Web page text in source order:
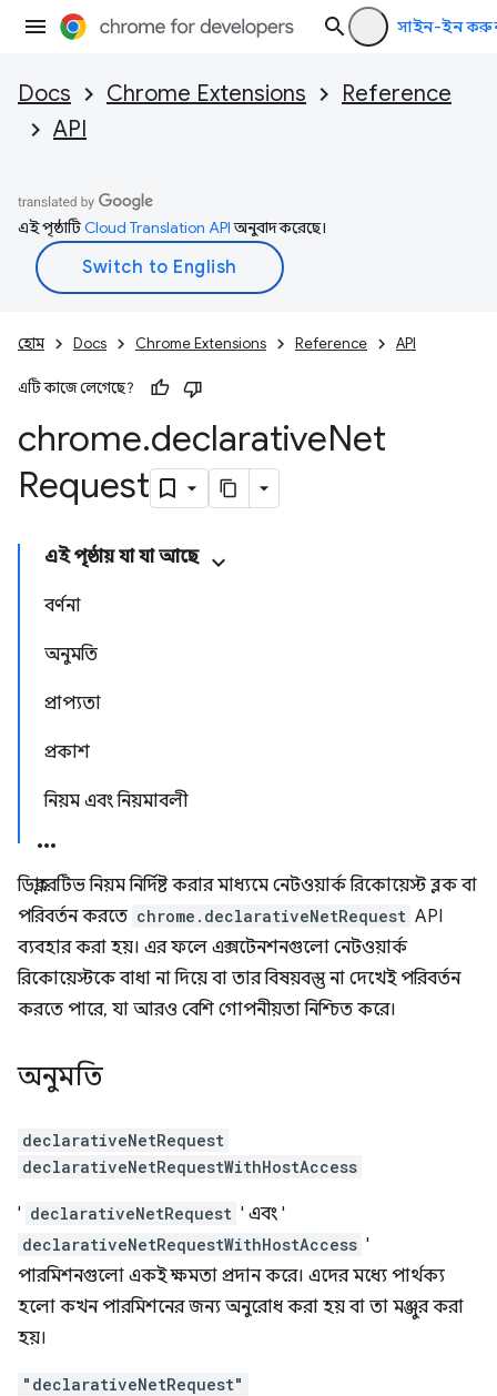
সাইন-ইন
Docs Chrome Extensions
Reference
API
এই পৃষ্ঠাটিCloud Translation APIঅনুবাদ করেছে।
হোম Docs Chrome Extensions Reference API
এটি কাজে লেগেছে?
chrome.declarativeNet
Request
এই পৃষ্ঠায় যা যা আছে
বর্ণনা
অনুমতি
প্রাপ্যতা
প্রকাশ
নিয়ম এবং নিয়মাবলী
ডিক্লারেটিভ নিয়ম নির্দিষ্ট করার মাধ্যমে নেটওয়ার্ক রিকোয়েস্ট ব্লক বা
পরিবর্তন করতে chrome.declarativeNetRequest API
ব্যবহার করা হয়। এর ফলে এক্সটেনশনগুলো নেটওয়ার্ক
রিকোয়েস্টকে বাধা না দিয়ে বা তার বিষয়বস্তু না দেখেই পরিবর্তন
করতে পারে, যা আরও বেশি গোপনীয়তা নিশ্চিত করে।
অনুমতি
declarativeNetRequest
declarativeNetRequestWithHostAccess
' declarativeNetRequest ' এবং '
declarativeNetRequestWithHostAccess '
পারমিশনগুলো একই ক্ষমতা প্রদান করে। এদের মধ্যে পার্থক্য
হলো কখন পারমিশনের জন্য অনুরোধ করা হয় বা তা মঞ্জুর করা
হয়।
"declarativeNetRequest"